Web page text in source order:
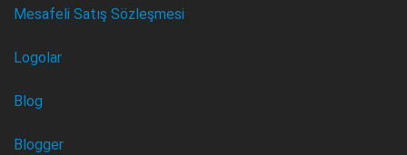
Mesafeli Satış Sözleşmesi
Logolar
Blog
Blogger